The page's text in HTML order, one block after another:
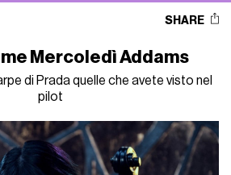
SHARE
Mercoledì Addams
di Prada quelle che avete visto nel
pilot